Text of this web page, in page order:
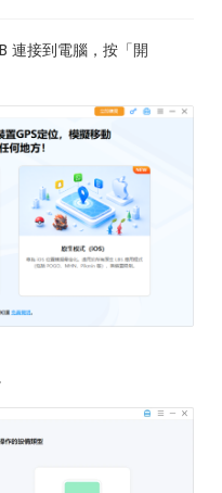
連接到電腦，按「開